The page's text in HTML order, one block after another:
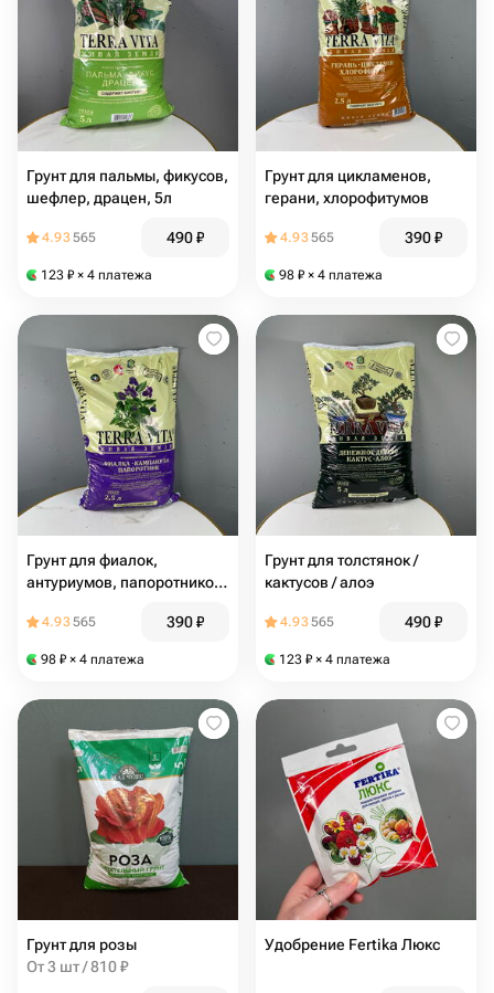
Грунт для пальмы, фикусов,
шефлер, драцен, 5л
4.93565 490₽
123 ₽ × 4 платежа
Грунт для цикламенов,
герани, хлорофитумов
4.93565 390₽
98 ₽ × 4 платежа
Грунт для фиалок,
антуриумов, папоротников,
4.93565 390₽
98 ₽ × 4 платежа
Грунт для толстянок /
кактусов / алоэ
4.93565 490₽
123 ₽ × 4 платежа
Грунт для розы
От 3 шт / 810 ₽
Удобрение Fertika Люкс